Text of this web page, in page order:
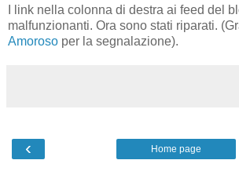
I link nella colonna di destra ai feed del
malfunzionanti. Ora sono stati riparati.
Amoroso per la segnalazione).
‹ Home page